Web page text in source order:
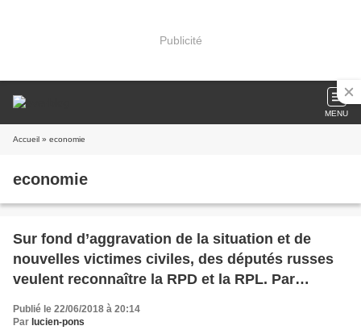
Publicité
MENU
Accueil » economie
economie
Sur fond d’aggravation de la situation et de
nouvelles victimes civiles, des députés russes
veulent reconnaître la RPD et la RPL. Par
Christelle Néant
Publié le 22/06/2018 à 20:14
Par lucien-pons